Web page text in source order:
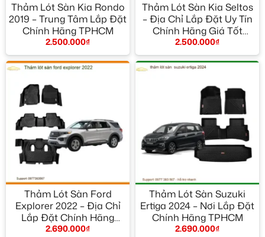
Thảm Lót Sàn Kia Rondo
2019 – Trung Tâm Lắp Đặt
Chính Hãng TPHCM
2.500.000₫
Thảm Lót Sàn Kia Seltos
– Địa Chỉ Lắp Đặt Uy Tín
Chính Hãng Giá Tốt
TPHCM
2.500.000₫
Thảm Lót Sàn Ford
Explorer 2022 – Địa Chỉ
Lắp Đặt Chính Hãng
TPHCM
2.690.000₫
Thảm Lót Sàn Suzuki
Ertiga 2024 – Nơi Lắp Đặt
Chính Hãng TPHCM
2.690.000₫